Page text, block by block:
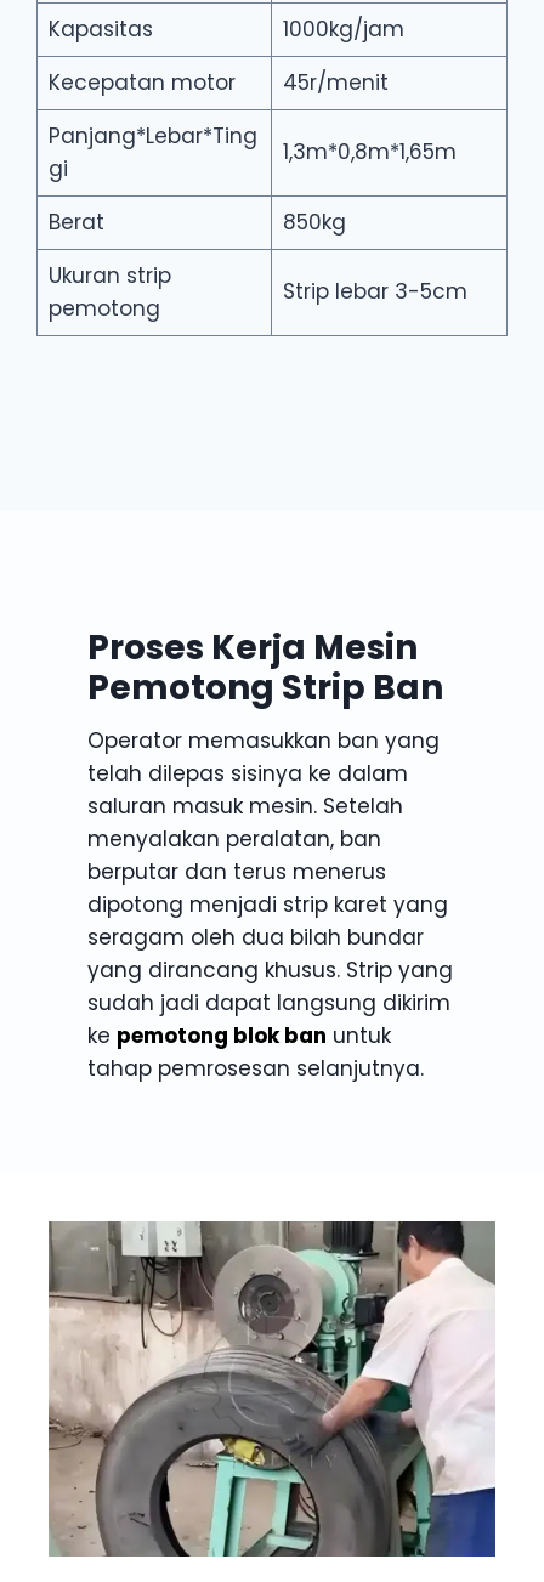
Kapasitas
1000kg/jam
Kecepatan motor
45r/menit
Panjang*Lebar*Ting
gi
1,3m*0,8m*1,65m
Berat
850kg
Ukuran strip
pemotong
Strip lebar 3-5cm
Proses Kerja Mesin
Pemotong Strip Ban
Operator memasukkan ban yang
telah dilepas sisinya ke dalam
saluran masuk mesin. Setelah
menyalakan peralatan, ban
berputar dan terus menerus
dipotong menjadi strip karet yang
seragam oleh dua bilah bundar
yang dirancang khusus. Strip yang
sudah jadi dapat langsung dikirim
ke pemotong blok ban untuk
tahap pemrosesan selanjutnya.